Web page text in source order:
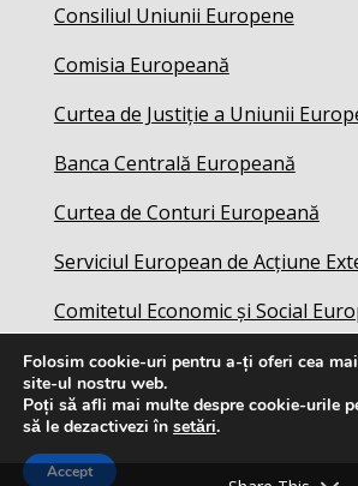
Consiliul Uniunii Europene
Comisia Europeană
Curtea de Justiție a Uniunii
Banca Centrală Europeană
Curtea de Conturi Europeană
Serviciul European de Acțiune
Comitetul Economic și Social
Folosim cookie-uri pentru a-ți oferi cea
site-ul nostru web.
Poți să afli mai multe despre cookie-urile
să le dezactivezi în setări.
Accept